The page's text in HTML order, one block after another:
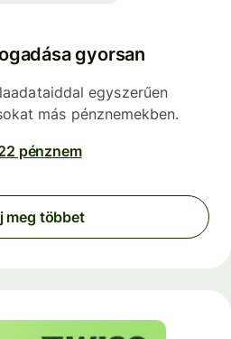
gyorsan
egyszerűen
más pénznemekben.
pénznem
meg többet